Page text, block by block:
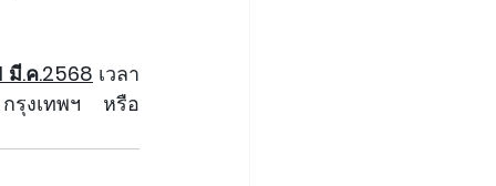
มี.ค.2568 เวลา
รุงเทพฯ  หรือ